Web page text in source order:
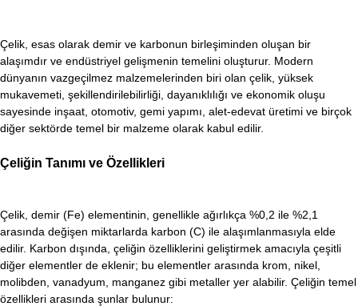
Çelik, esas olarak demir ve karbonun birleşiminden oluşan bir
alaşımdır ve endüstriyel gelişmenin temelini oluşturur. Modern
dünyanın vazgeçilmez malzemelerinden biri olan çelik, yüksek
mukavemeti, şekillendirilebilirliği, dayanıklılığı ve ekonomik oluşu
sayesinde inşaat, otomotiv, gemi yapımı, alet-edevat üretimi ve birçok
diğer sektörde temel bir malzeme olarak kabul edilir.
Çeliğin Tanımı ve Özellikleri
Çelik, demir (Fe) elementinin, genellikle ağırlıkça %0,2 ile %2,1
arasında değişen miktarlarda karbon (C) ile alaşımlanmasıyla elde
edilir. Karbon dışında, çeliğin özelliklerini geliştirmek amacıyla çeşitli
diğer elementler de eklenir; bu elementler arasında krom, nikel,
molibden, vanadyum, manganez gibi metaller yer alabilir. Çeliğin temel
özellikleri arasında şunlar bulunur: